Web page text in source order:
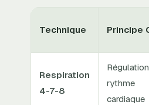
Technique Principe
Respiration
4-7-8
rythme
cardiaque